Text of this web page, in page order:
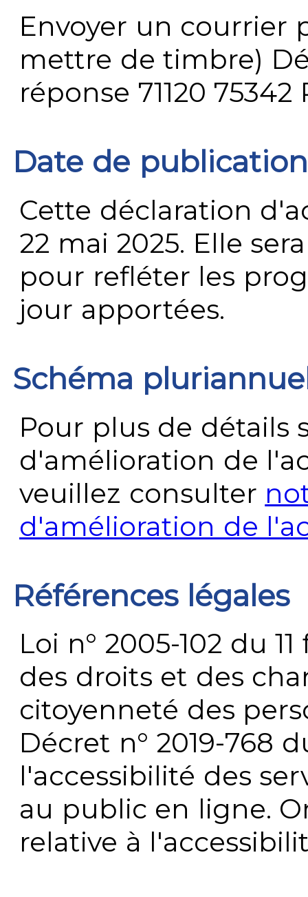
Envoyer un courrier
mettre de timbre)
réponse 71120 75342
Date de publication
Cette déclaration
22 mai 2025. Elle
pour refléter les
jour apportées.
Schéma
Pour plus de détails
d'amélioration de
veuillez consulter
d'amélioration de
Références légales
Loi n° 2005-102 du
des droits et des
citoyenneté des
Décret n° 2019-768
l'accessibilité des
au public en ligne.
relative à